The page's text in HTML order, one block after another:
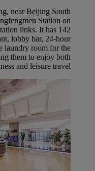
near Beijing South
Station on
links. It has 142
lobby bar, 24-hour
laundry room for the
them to enjoy both
and leisure travel.